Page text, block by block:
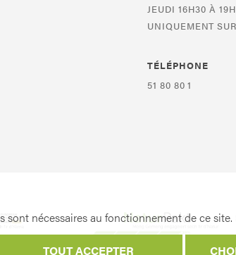
JEUDI 16H30 À
UNIQUEMENT
TÉLÉPHONE
51 80 80 1
sont nécessaires au fonctionnement de ce
TOUT ACCEPTER